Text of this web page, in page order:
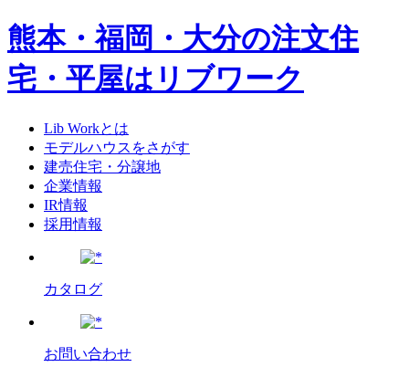
熊本・福岡・大分の注文住
宅・平屋はリブワーク
Lib Workとは
モデルハウスをさがす
建売住宅・分譲地
企業情報
IR情報
採用情報
カタログ
お問い合わせ